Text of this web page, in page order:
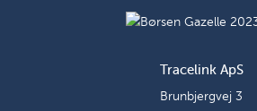
Tracelink ApS
Brunbjergvej 3